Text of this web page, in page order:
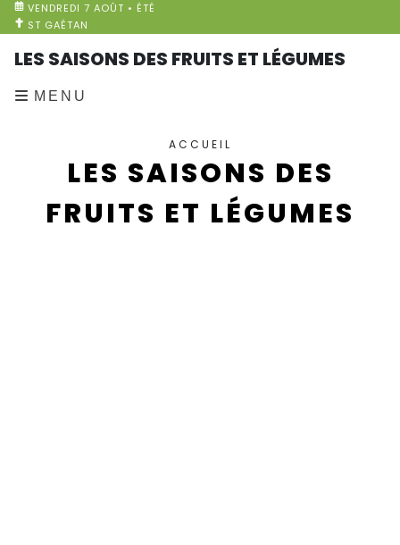
VENDREDI 7 AOÛT • ÉTÉ
ST GAÉTAN
LES SAISONS DES FRUITS ET LÉGUMES
MENU
ACCUEIL
LES SAISONS DES
FRUITS ET LÉGUMES